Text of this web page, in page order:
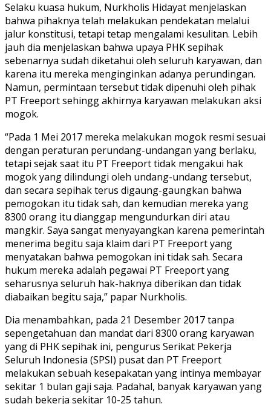
Selaku kuasa hukum, Nurkholis Hidayat menjelaskan
bahwa pihaknya telah melakukan pendekatan melalui
jalur konstitusi, tetapi tetap mengalami kesulitan. Lebih
jauh dia menjelaskan bahwa upaya PHK sepihak
sebenarnya sudah diketahui oleh seluruh karyawan, dan
karena itu mereka menginginkan adanya perundingan.
Namun, permintaan tersebut tidak dipenuhi oleh pihak
PT Freeport sehingg akhirnya karyawan melakukan aksi
mogok.
“Pada 1 Mei 2017 mereka melakukan mogok resmi sesuai
dengan peraturan perundang-undangan yang berlaku,
tetapi sejak saat itu PT Freeport tidak mengakui hak
mogok yang dilindungi oleh undang-undang tersebut,
dan secara sepihak terus digaung-gaungkan bahwa
pemogokan itu tidak sah, dan kemudian mereka yang
8300 orang itu dianggap mengundurkan diri atau
mangkir. Saya sangat menyayangkan karena pemerintah
menerima begitu saja klaim dari PT Freeport yang
menyatakan bahwa pemogokan ini tidak sah. Secara
hukum mereka adalah pegawai PT Freeport yang
seharusnya seluruh hak-haknya diberikan dan tidak
diabaikan begitu saja,” papar Nurkholis.
Dia menambahkan, pada 21 Desember 2017 tanpa
sepengetahuan dan mandat dari 8300 orang karyawan
yang di PHK sepihak ini, pengurus Serikat Pekerja
Seluruh Indonesia (SPSI) pusat dan PT Freeport
melakukan sebuah kesepakatan yang intinya membayar
sekitar 1 bulan gaji saja. Padahal, banyak karyawan yang
sudah bekerja sekitar 10-25 tahun.